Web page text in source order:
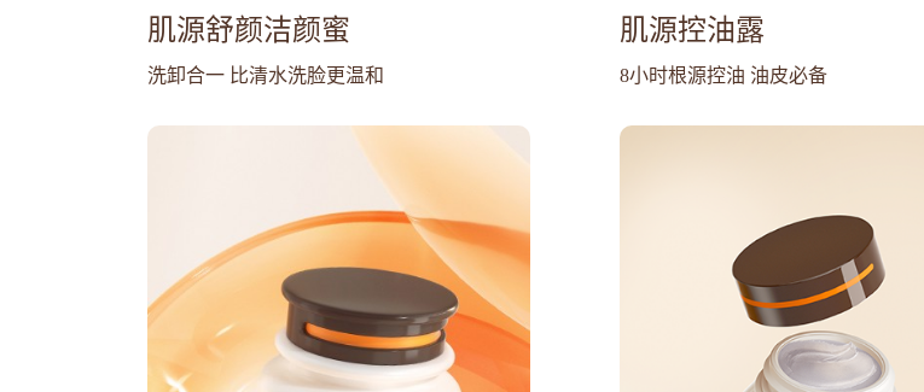
肌源舒颜洁颜蜜
洗卸合一 比清水洗脸更温和
肌源控油露
8小时根源控油 油皮必备